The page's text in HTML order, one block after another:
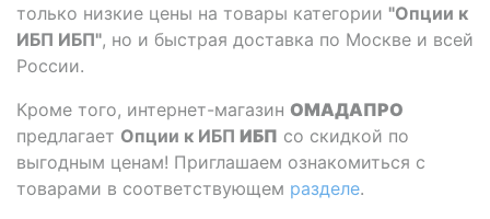
только низкие цены на товары категории "Опции к
ИБП ИБП", но и быстрая доставка по Москве и всей
России.
Кроме того, интернет-магазин ОМАДАПРО
предлагает Опции к ИБП ИБП со скидкой по
выгодным ценам! Приглашаем ознакомиться с
товарами в соответствующем разделе.